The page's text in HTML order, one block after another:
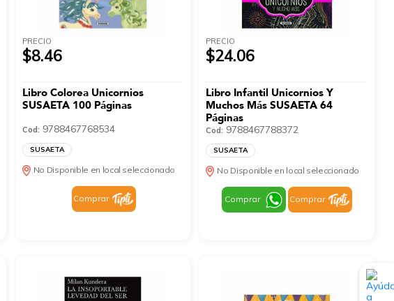
PRECIO
$8.46
Libro Colorea Unicornios
SUSAETA 100 Páginas
Cod: 9788467768534
SUSAETA
No Disponible en local seleccionado
Comprar
PRECIO
$24.06
Libro Infantil Unicornios Y
Muchos Más SUSAETA 64
Páginas
Cod: 9788467788372
SUSAETA
No Disponible en local seleccionado
Comprar Comprar